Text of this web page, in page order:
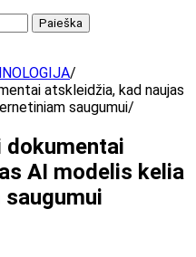
atskleidžia, kad naujas
saugumui
dokumentai
AI modelis kelia